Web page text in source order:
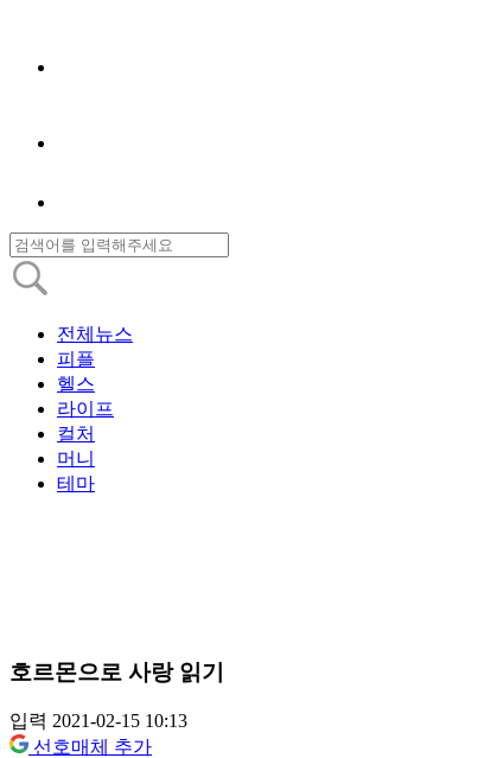
전체뉴스
피플
헬스
라이프
컬처
머니
테마
호르몬으로 사랑 읽기
입력 2021-02-15 10:13
선호매체 추가